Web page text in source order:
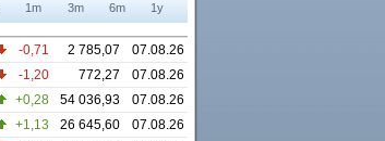
1m 3m 6m 1y
-0,71 2 785,07
07.08.26
-1,20 772,27
07.08.26
+0,28 54 036,93
07.08.26
+1,13 26 645,60
07.08.26